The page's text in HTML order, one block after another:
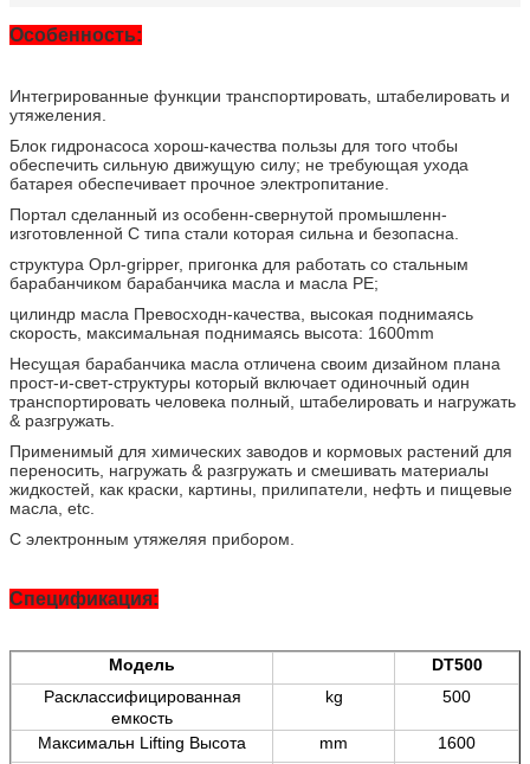
Особенность:
Интегрированные функции транспортировать, штабелировать и
утяжеления.
Блок гидронасоса хорош-качества пользы для того чтобы
обеспечить сильную движущую силу; не требующая ухода
батарея обеспечивает прочное электропитание.
Портал сделанный из особенн-свернутой промышленн-
изготовленной C типа стали которая сильна и безопасна.
структура Орл-gripper, пригонка для работать со стальным
барабанчиком барабанчика масла и масла PE;
цилиндр масла Превосходн-качества, высокая поднимаясь
скорость, максимальная поднимаясь высота: 1600mm
Несущая барабанчика масла отличена своим дизайном плана
прост-и-свет-структуры который включает одиночный один
транспортировать человека полный, штабелировать и нагружать
& разгружать.
Применимый для химических заводов и кормовых растений для
переносить, нагружать & разгружать и смешивать материалы
жидкостей, как краски, картины, прилипатели, нефть и пищевые
масла, etc.
С электронным утяжеляя прибором.
Спецификация:
Модель
DT500
Расклассифицированная
емкость
kg 500
Максимальн Lifting Высота mm
1600